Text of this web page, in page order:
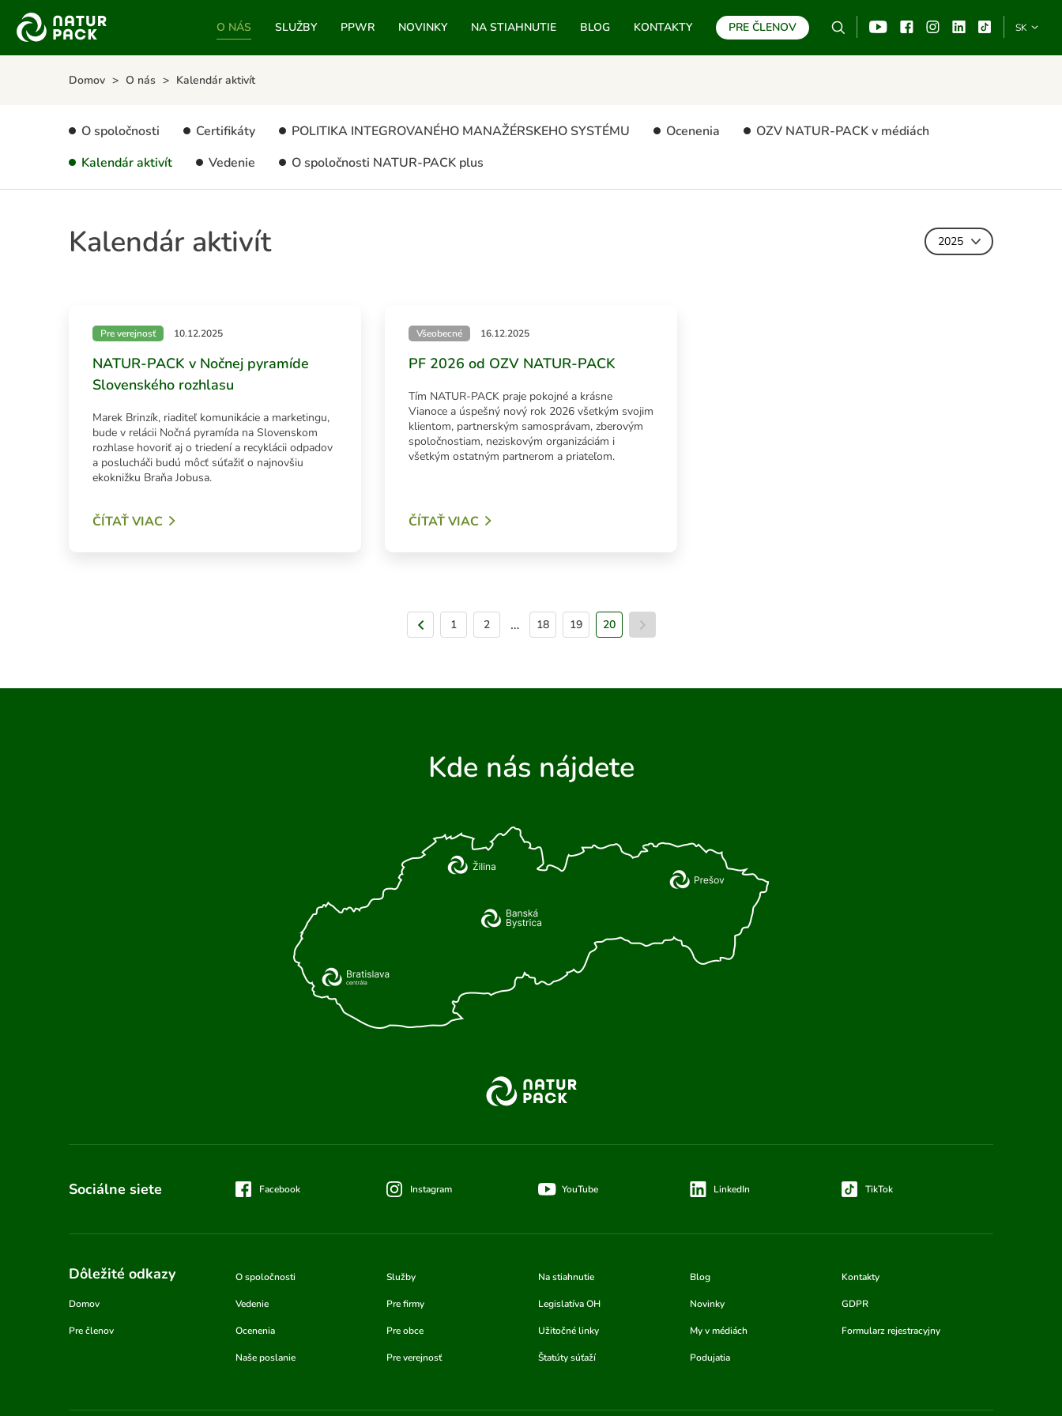
O NÁS SLUŽBY PPWR NOVINKY NA STIAHNUTIE BLOG KONTAKTY PRE ČLENOV VyhľadávanieYouTubeFacebookInstagram
Linkedin
SK
Domov O nás Kalendár aktivít
O spoločnosti Certifikáty POLITIKA INTEGROVANÉHO MANAŽÉRSKEHO SYSTÉMU Ocenenia
OZV NATUR-PACK v médiách
Kalendár aktivít
Vedenie O spoločnosti NATUR-PACK plus
Kalendár aktivít 2025
Pre verejnosť 10.12.2025
NATUR-PACK v Nočnej pyramíde
Slovenského rozhlasu
Marek Brinzík, riaditeľ komunikácie a marketingu,
bude v relácii Nočná pyramída na Slovenskom
rozhlase hovoriť aj o triedení a recyklácii odpadov
a poslucháči budú môcť súťažiť o najnovšiu
ekoknižku Braňa Jobusa.
ČÍTAŤ VIAC
Všeobecné 16.12.2025
PF 2026 od OZV NATUR-PACK
Tím NATUR-PACK praje pokojné a krásne
Vianoce a úspešný nový rok 2026 všetkým svojim
klientom, partnerským samosprávam, zberovým
spoločnostiam, neziskovým organizáciám i
všetkým ostatným partnerom a priateľom.
ČÍTAŤ VIAC
Predchádzajúca strana
1 2 … 18 19 20
Kde nás nájdete
Sociálne siete Facebook Instagram YouTube LinkedIn TikTok
Dôležité odkazy
Domov
Pre členov
O spoločnosti
Vedenie
Ocenenia
Naše poslanie
Služby
Pre firmy
Pre obce
Pre verejnosť
Na stiahnutie
Legislatíva OH
Užitočné linky
Štatúty súťaží
Blog
Novinky
My v médiách
Podujatia
Kontakty
GDPR
Formularz rejestracyjny